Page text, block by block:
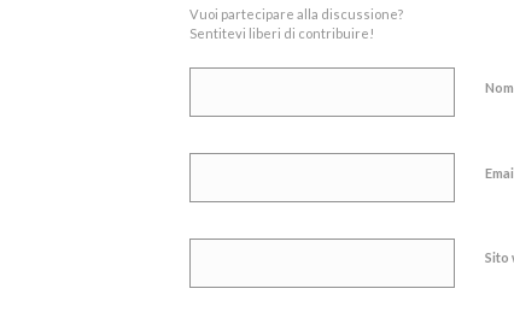
Vuoi partecipare alla discussione?
Sentitevi liberi di contribuire!
Email
Sito